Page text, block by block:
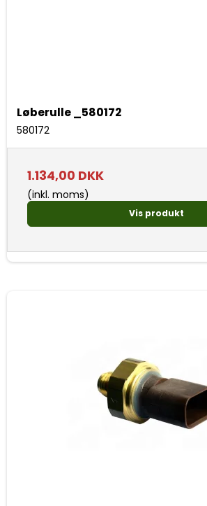
Løberulle _580172
580172
1.134,00 DKK
(inkl. moms)
Vis produkt